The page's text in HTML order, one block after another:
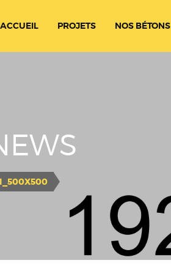
ACCUEIL PROJETS NOS BÉTONS